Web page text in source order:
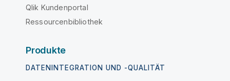
Qlik Kundenportal
Ressourcenbibliothek
Produkte
DATENINTEGRATION UND -QUALITÄT